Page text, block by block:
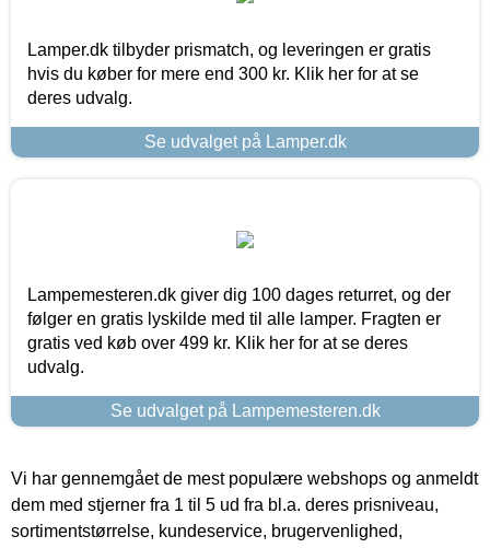
Lamper.dk tilbyder prismatch, og leveringen er gratis
hvis du køber for mere end 300 kr. Klik her for at se
deres udvalg.
Se udvalget på Lamper.dk
Lampemesteren.dk giver dig 100 dages returret, og der
følger en gratis lyskilde med til alle lamper. Fragten er
gratis ved køb over 499 kr. Klik her for at se deres
udvalg.
Se udvalget på Lampemesteren.dk
Vi har gennemgået de mest populære webshops og anmeldt
dem med stjerner fra 1 til 5 ud fra bl.a. deres prisniveau,
sortimentstørrelse, kundeservice, brugervenlighed,